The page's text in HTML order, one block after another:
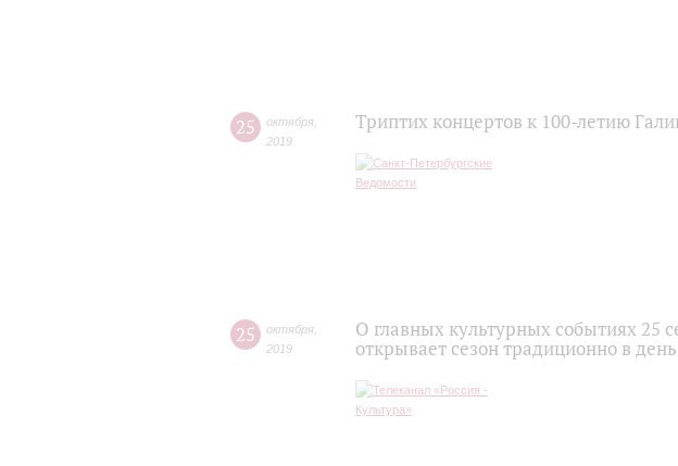
25 октября
2019
Триптих концертов к 100-летию
25 октября
2019
О главных культурных событиях 25
открывает сезон традиционно в